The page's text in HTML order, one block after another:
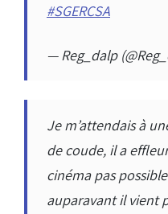
#SGERCSA
— Reg_dalp
Je m’attendais à
de coude, il a
cinéma pas
auparavant il vient